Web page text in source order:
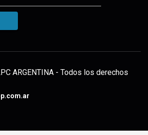
ARGENTINA - Todos los derechos